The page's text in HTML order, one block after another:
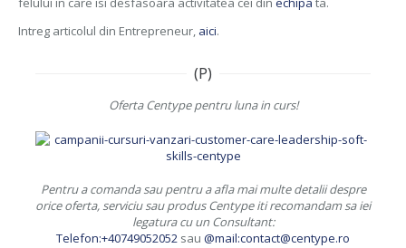
Intreg articolul din Entrepreneur, aici.
(P)
Oferta Centype pentru luna in curs!
Pentru a comanda sau pentru a afla mai multe detalii despre
orice oferta, serviciu sau produs Centype iti recomandam sa iei
legatura cu un Consultant:
Telefon:+40749052052 sau @mail:contact@centype.ro